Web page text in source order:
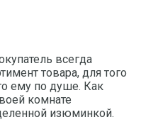
всегда
товара, для того
ему по душе. Как
комнате
изюминкой.